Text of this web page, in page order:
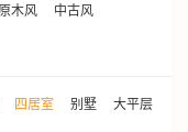
木风 中古风
四居室 别墅 大平层